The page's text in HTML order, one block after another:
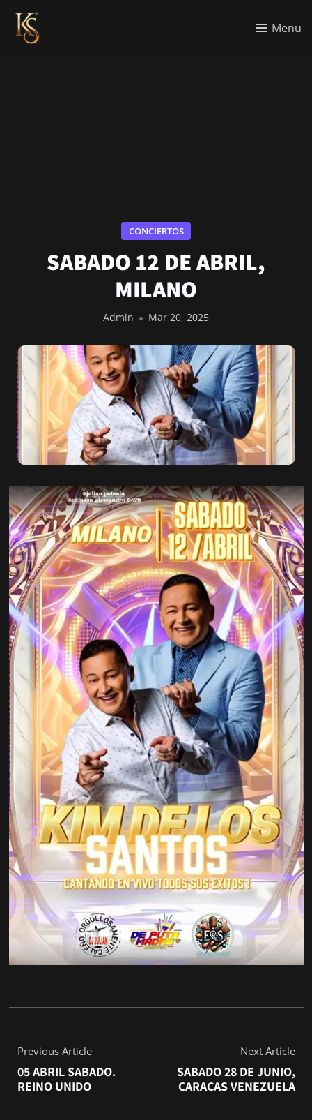
Menu
CONCIERTOS
SABADO 12 DE ABRIL,
MILANO
Admin Mar 20, 2025
Previous Article
05 ABRIL SABADO.
REINO UNIDO
Next Article
SABADO 28 DE JUNIO,
CARACAS VENEZUELA